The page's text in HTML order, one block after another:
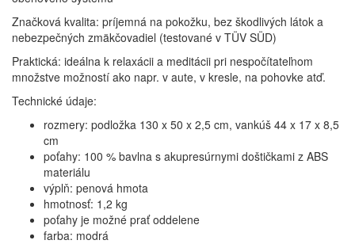
Značková kvalita: príjemná na pokožku, bez škodlivých látok a
nebezpečných zmäkčovadiel (testované v TÜV SÜD)
Praktická: ideálna k relaxácii a meditácii pri nespočítateľnom
množstve možností ako napr. v aute, v kresle, na pohovke atď.
Technické údaje:
rozmery: podložka 130 x 50 x 2,5 cm, vankúš 44 x 17 x 8,5
cm
poťahy: 100 % bavlna s akupresúrnymi doštičkami z ABS
materiálu
výplň: penová hmota
hmotnosť: 1,2 kg
poťahy je možné prať oddelene
farba: modrá